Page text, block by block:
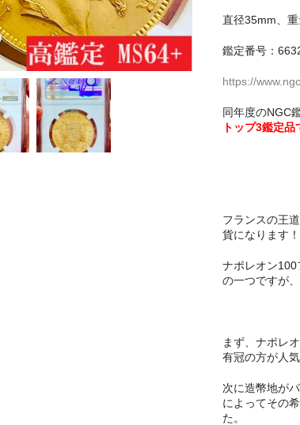
直径35mm、
鑑定番号：
https://
同年度のNGC
トップ3鑑定品
フランスの王
貨になります！
ナポレオン100
の一つですが
まず、ナポレ
有冠の方が人
次に造幣地が
によってその
た。